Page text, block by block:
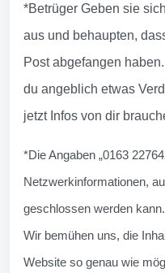
*Betrüger Geben sie
aus und behaupten,
Post abgefangen
du angeblich etwas
jetzt Infos von dir
*Die Angaben „0163
Netzwerkinformationen,
geschlossen werden kann.
Wir bemühen uns, die
Website so genau wie